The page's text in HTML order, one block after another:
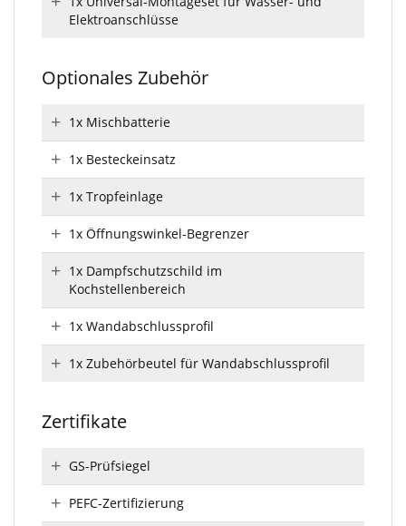
Elektroanschlüsse
Optionales Zubehör
1x Mischbatterie
1x Besteckeinsatz
1x Tropfeinlage
1x Öffnungswinkel-Begrenzer
1x Dampfschutzschild im
Kochstellenbereich
1x Wandabschlussprofil
1x Zubehörbeutel für Wandabschlussprofil
Zertifikate
GS-Prüfsiegel
PEFC-Zertifizierung